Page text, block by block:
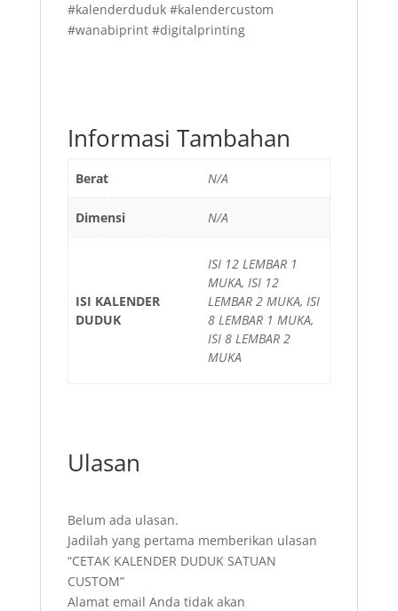
#kalenderduduk #kalendercustom
#wanabiprint #digitalprinting
Informasi Tambahan
Berat N/A
Dimensi N/A
ISI KALENDER
DUDUK
ISI 12 LEMBAR 1
MUKA, ISI 12
LEMBAR 2 MUKA, ISI
8 LEMBAR 1 MUKA,
ISI 8 LEMBAR 2
MUKA
Ulasan
Belum ada ulasan.
Jadilah yang pertama memberikan ulasan
“CETAK KALENDER DUDUK SATUAN
CUSTOM”
Alamat email Anda tidak akan